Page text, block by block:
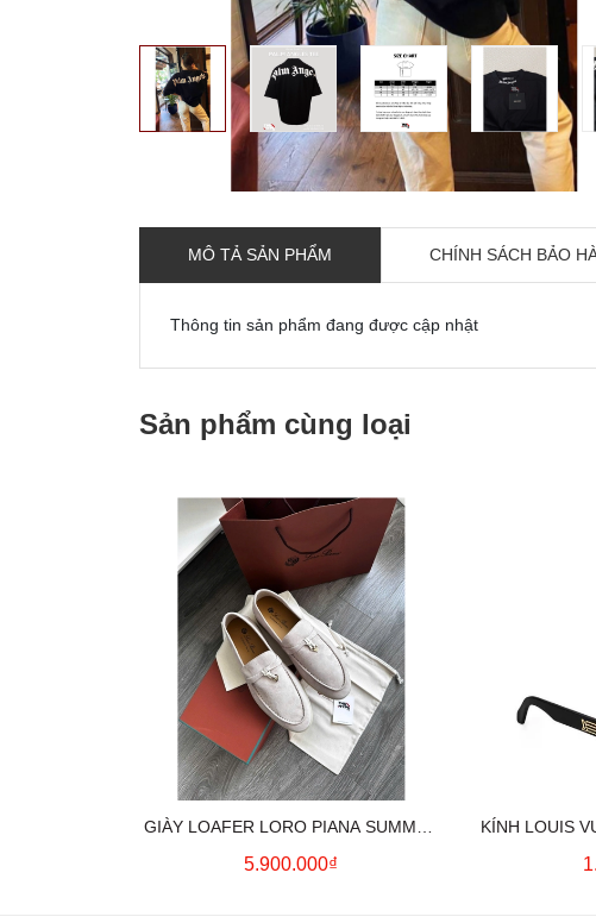
MÔ TẢ SẢN PHẨM CHÍNH SÁCH BẢO
Thông tin sản phẩm đang được cập nhật
Sản phẩm cùng loại
GIÀY LOAFER LORO PIANA SUMMER
CHARMS (CREAM)
5.900.000₫
KÍNH LOUIS